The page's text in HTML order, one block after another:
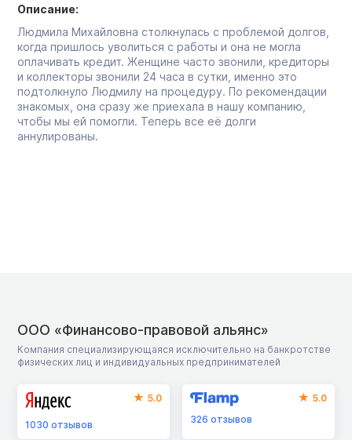
Описание:
Людмила Михайловна столкнулась с проблемой долгов,
когда пришлось уволиться с работы и она не могла
оплачивать кредит. Женщине часто звонили, кредиторы
и коллекторы звонили 24 часа в сутки, именно это
подтолкнуло Людмилу на процедуру. По рекомендации
знакомых, она сразу же приехала в нашу компанию,
чтобы мы ей помогли. Теперь все её долги
аннулированы.
ООО «Финансово-правовой альянс»
Компания специализирующаяся исключительно на банкротстве
физических лиц и индивидуальных предпринимателей
5.0
1030 отзывов
5.0
326отзывов